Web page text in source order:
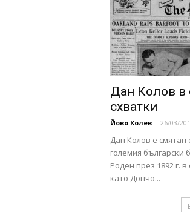
Дан Колов в
схватки
Йово Колев - 26/03/
Дан Колов е
големия български
Роден през 1892 г.
като Дончо...